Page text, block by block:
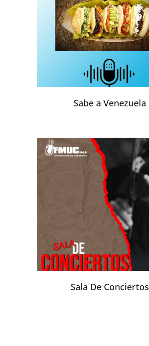
Sabe a Venezuela
Sala De Conciertos